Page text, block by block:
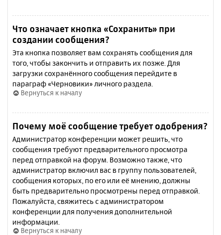
Что означает кнопка «Сохранить» при
создании сообщения?
Эта кнопка позволяет вам сохранять сообщения для
того, чтобы закончить и отправить их позже. Для
загрузки сохранённого сообщения перейдите в
параграф «Черновики» личного раздела.
Вернуться к началу
Почему моё сообщение требует одобрения?
Администратор конференции может решить, что
сообщения требуют предварительного просмотра
перед отправкой на форум. Возможно также, что
администратор включил вас в группу пользователей,
сообщения которых, по его или её мнению, должны
быть предварительно просмотрены перед отправкой.
Пожалуйста, свяжитесь с администратором
конференции для получения дополнительной
информации.
Вернуться к началу